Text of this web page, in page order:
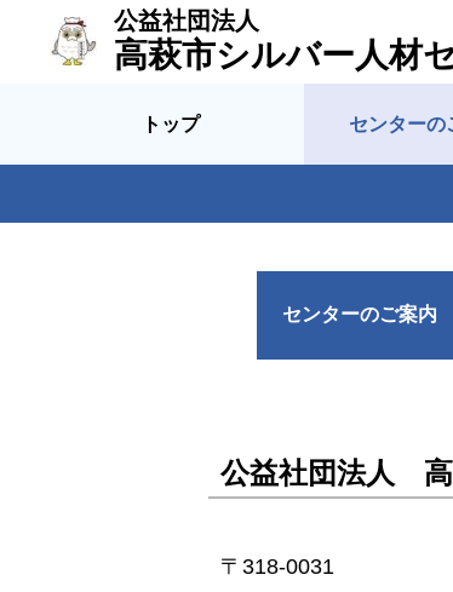
公益社団法人
高萩市シルバー人材
トップ センターの
センターのご案内
公益社団法人
〒318-0031